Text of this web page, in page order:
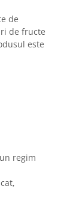
de
de fructe
este
regim